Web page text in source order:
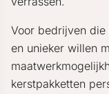
Voor bedrijven die
en unieker willen
kerstpakketten